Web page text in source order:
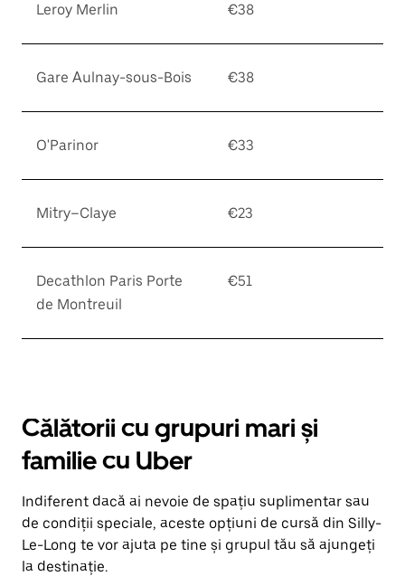
Leroy Merlin €38
Gare Aulnay-sous-Bois €38
O'Parinor €33
Mitry–Claye €23
Decathlon Paris Porte
de Montreuil
€51
Călătorii cu grupuri mari și
familie cu Uber
Indiferent dacă ai nevoie de spațiu suplimentar sau
de condiții speciale, aceste opțiuni de cursă din Silly-
Le-Long te vor ajuta pe tine și grupul tău să ajungeți
la destinație.